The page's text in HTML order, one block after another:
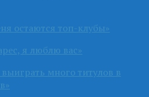
остаются топ-клубы»
я люблю вас»
много титулов в